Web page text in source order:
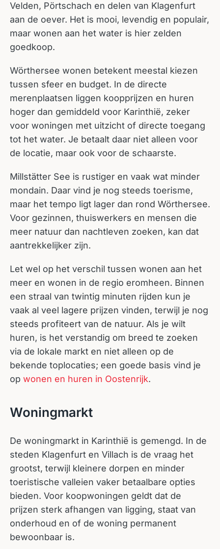
Velden, Pörtschach en delen van Klagenfurt
aan de oever. Het is mooi, levendig en populair,
maar wonen aan het water is hier zelden
goedkoop.
Wörthersee wonen betekent meestal kiezen
tussen sfeer en budget. In de directe
merenplaatsen liggen koopprijzen en huren
hoger dan gemiddeld voor Karinthië, zeker
voor woningen met uitzicht of directe toegang
tot het water. Je betaalt daar niet alleen voor
de locatie, maar ook voor de schaarste.
Millstätter See is rustiger en vaak wat minder
mondain. Daar vind je nog steeds toerisme,
maar het tempo ligt lager dan rond Wörthersee.
Voor gezinnen, thuiswerkers en mensen die
meer natuur dan nachtleven zoeken, kan dat
aantrekkelijker zijn.
Let wel op het verschil tussen wonen aan het
meer en wonen in de regio eromheen. Binnen
een straal van twintig minuten rijden kun je
vaak al veel lagere prijzen vinden, terwijl je nog
steeds profiteert van de natuur. Als je wilt
huren, is het verstandig om breed te zoeken
via de lokale markt en niet alleen op de
bekende toplocaties; een goede basis vind je
op wonen en huren in Oostenrijk.
Woningmarkt
De woningmarkt in Karinthië is gemengd. In de
steden Klagenfurt en Villach is de vraag het
grootst, terwijl kleinere dorpen en minder
toeristische valleien vaker betaalbare opties
bieden. Voor koopwoningen geldt dat de
prijzen sterk afhangen van ligging, staat van
onderhoud en of de woning permanent
bewoonbaar is.